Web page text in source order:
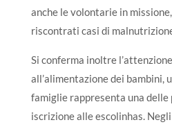
anche le volontarie in
riscontrati casi di
Si conferma inoltre
all’alimentazione dei bambini,
famiglie rappresenta una
iscrizione alle escolinhas.